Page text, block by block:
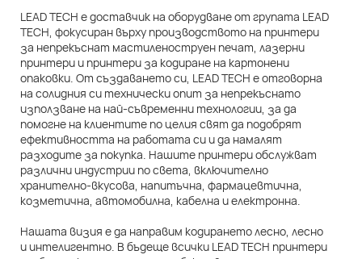
LEAD TECH е доставчик на оборудване от групата LEAD
TECH, фокусиран върху производството на принтери
за непрекъснат мастиленоструен печат, лазерни
принтери и принтери за кодиране на картонени
опаковки. От създаването си, LEAD TECH е отговорна
на солидния си технически опит за непрекъснато
използване на най-съвременни технологии, за да
помогне на клиентите по целия свят да подобрят
ефективността на работата си и да намалят
разходите за покупка. Нашите принтери обслужват
различни индустрии по света, включително
хранително-вкусова, напитъчна, фармацевтична,
козметична, автомобилна, кабелна и електронна.
Нашата визия е да направим кодирането лесно, лесно
и интелигентно. В бъдеще всички LEAD TECH принтери